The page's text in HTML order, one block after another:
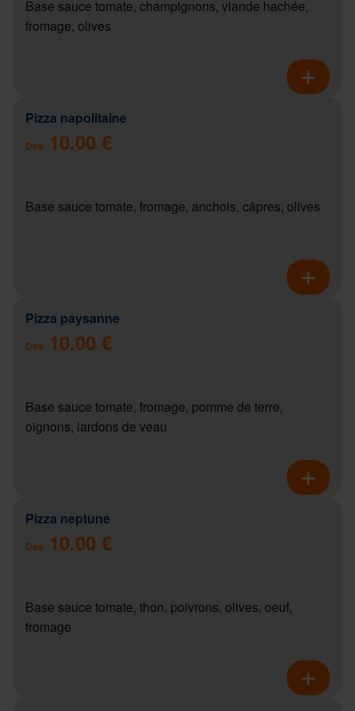
Base sauce tomate, champignons, viande hachée,
fromage, olives
Pizza napolitaine
Dès 10.00 €
Base sauce tomate, fromage, anchois, câpres, olives
Pizza paysanne
Dès 10.00 €
Base sauce tomate, fromage, pomme de terre,
oignons, lardons de veau
Pizza neptune
Dès 10.00 €
Base sauce tomate, thon, poivrons, olives, oeuf,
fromage